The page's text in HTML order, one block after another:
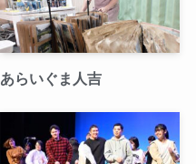
あらいぐま人吉